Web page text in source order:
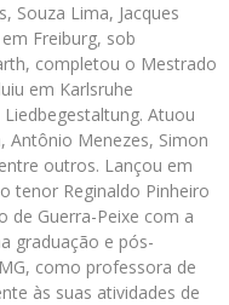
Souza Lima, Jacques
Freiburg, sob
completou o Mestrado
em Karlsruhe
Atuou
Antônio Menezes, Simon
outros. Lançou em
tenor Reginaldo Pinheiro
de Guerra-Peixe com a
graduação e pós-
como professora de
às suas atividades de